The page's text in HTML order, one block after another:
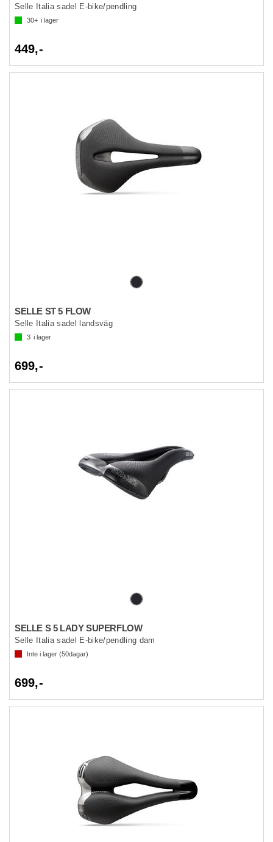
Selle Italia sadel E-bike/pendling
30+ i lager
449,-
SELLE ST 5 FLOW
Selle Italia sadel landsväg
3 i lager
699,-
SELLE S 5 LADY SUPERFLOW
Selle Italia sadel E-bike/pendling dam
Inte i lager (50dagar)
699,-